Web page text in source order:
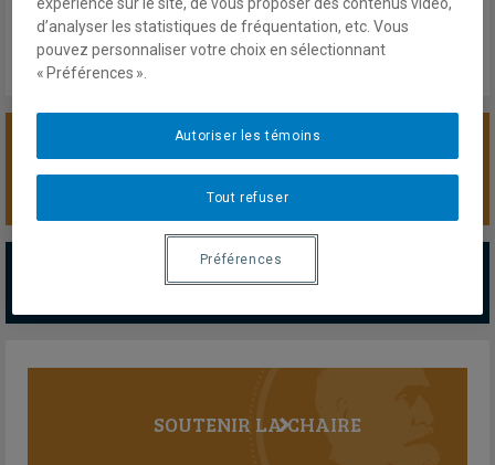
Lien externe
SOUTENIR LA CHAIRE
PARTENAIRES MAJEURS
SOUTENIR LA CHAIRE
expérience sur le site, de vous proposer des contenus vidéo,
d’analyser les statistiques de fréquentation, etc. Vous
pouvez personnaliser votre choix en sélectionnant
« Préférences ».
Tout refuser
Autoriser les témoins
Préférences